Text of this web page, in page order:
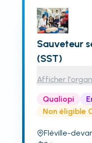
Sauveteur
(SST)
Afficher
Qualiopi
Non éligible
Fléville-